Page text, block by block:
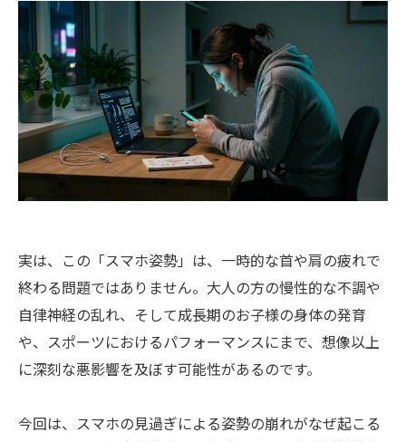
実は、この「スマホ姿勢」は、一時的な首や肩の疲れで
終わる問題ではありません。大人の方の慢性的な不調や
自律神経の乱れ、そして成長期のお子様の身体の発育
や、スポーツにおけるパフォーマンスにまで、想像以上
に深刻な悪影響を及ぼす可能性があるのです。
今回は、スマホの見過ぎによる姿勢の崩れがなぜ起こる